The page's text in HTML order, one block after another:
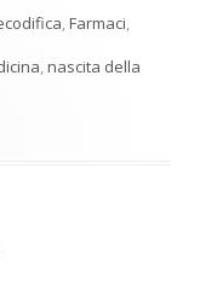
,Farmaci,
,nascita della